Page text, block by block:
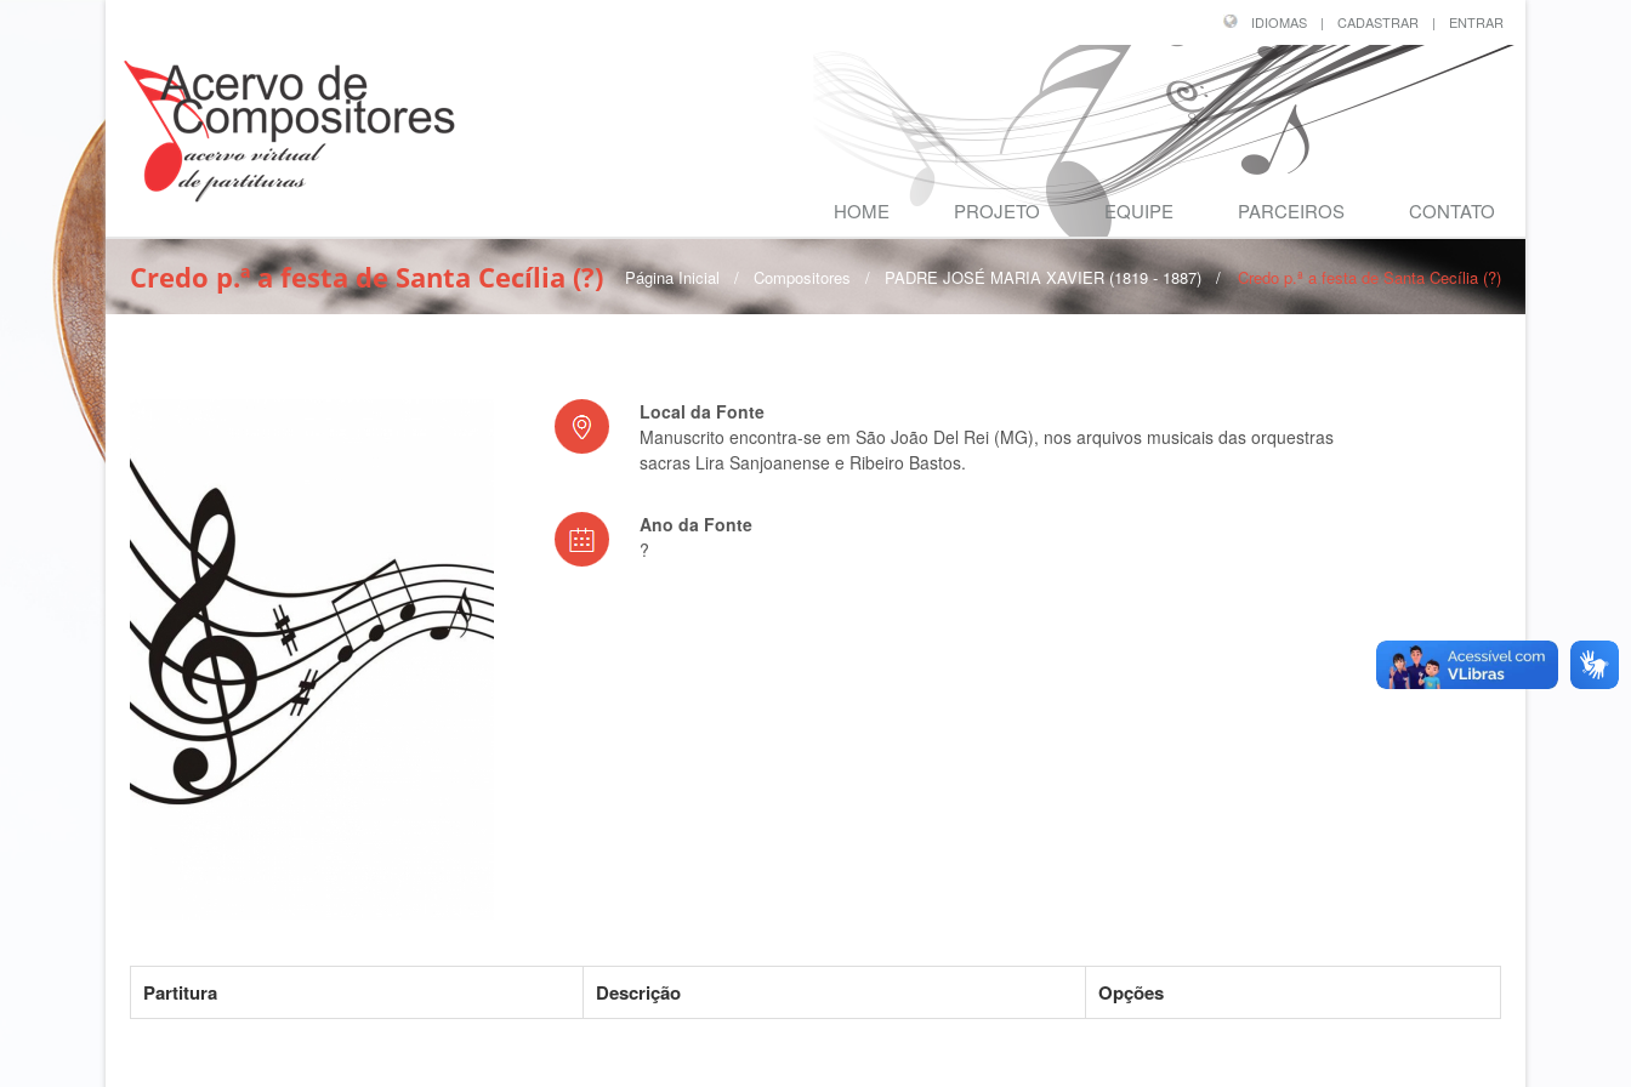
IDIOMAS | CADASTRAR | ENTRAR
HOME PROJETO EQUIPE PARCEIROS CONTATO
Credo p.ª a festa de Santa Cecília (?) Página Inicial / Compositores / PADRE JOSÉ MARIA XAVIER (1819 - 1887) / Credo p.ª a festa de Santa Cecília (?)
Local da Fonte
Manuscrito encontra-se em São João Del Rei (MG), nos arquivos musicais das orquestras
sacras Lira Sanjoanense e Ribeiro Bastos.
Ano da Fonte
?
Partitura Descrição Opções